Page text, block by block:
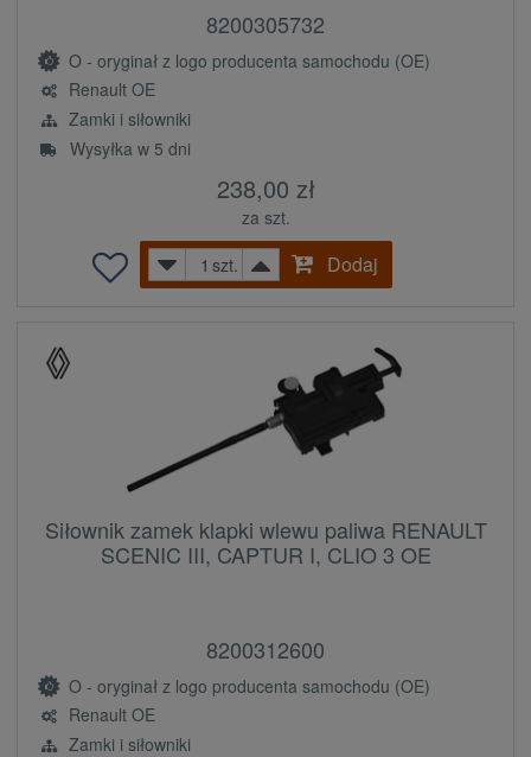
8200305732
O - oryginał z logo producenta samochodu (OE)
Renault OE
Zamki i siłowniki
Wysyłka w 5 dni
238,00 zł
za szt.
szt.
Dodaj
Siłownik zamek klapki wlewu paliwa RENAULT
SCENIC III, CAPTUR I, CLIO 3 OE
8200312600
O - oryginał z logo producenta samochodu (OE)
Renault OE
Zamki i siłowniki